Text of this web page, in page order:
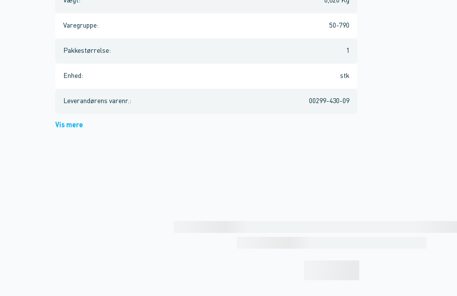
Varegruppe: 50-790
Pakkestørrelse: 1
Enhed : stk
Leverandørens varenr. : 00299-430-09
Vis mere